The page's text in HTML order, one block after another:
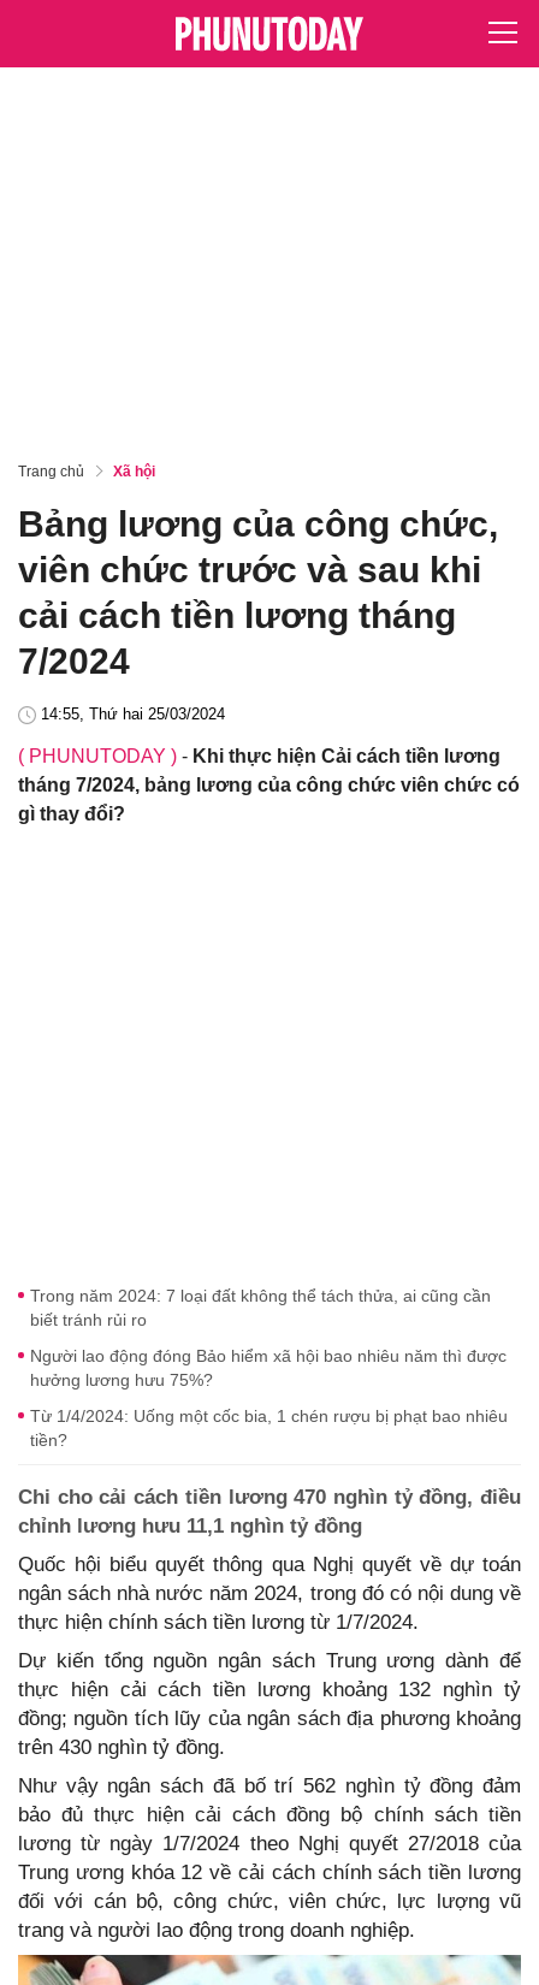
Trang chủ Xã hội
Bảng lương của công chức,
viên chức trước và sau khi
cải cách tiền lương tháng
7/2024
14:55, Thứ hai 25/03/2024
( PHUNUTODAY ) - Khi thực hiện Cải cách tiền lương
tháng 7/2024, bảng lương của công chức viên chức có
gì thay đổi?
Trong năm 2024: 7 loại đất không thể tách thửa, ai cũng cần
biết tránh rủi ro
Người lao động đóng Bảo hiểm xã hội bao nhiêu năm thì được
hưởng lương hưu 75%?
Từ 1/4/2024: Uống một cốc bia, 1 chén rượu bị phạt bao nhiêu
tiền?
Chi cho cải cách tiền lương 470 nghìn tỷ đồng, điều
chỉnh lương hưu 11,1 nghìn tỷ đồng
Quốc hội biểu quyết thông qua Nghị quyết về dự toán
ngân sách nhà nước năm 2024, trong đó có nội dung về
thực hiện chính sách tiền lương từ 1/7/2024.
Dự kiến tổng nguồn ngân sách Trung ương dành để
thực hiện cải cách tiền lương khoảng 132 nghìn tỷ
đồng; nguồn tích lũy của ngân sách địa phương khoảng
trên 430 nghìn tỷ đồng.
Như vậy ngân sách đã bố trí 562 nghìn tỷ đồng đảm
bảo đủ thực hiện cải cách đồng bộ chính sách tiền
lương từ ngày 1/7/2024 theo Nghị quyết 27/2018 của
Trung ương khóa 12 về cải cách chính sách tiền lương
đối với cán bộ, công chức, viên chức, lực lượng vũ
trang và người lao động trong doanh nghiệp.